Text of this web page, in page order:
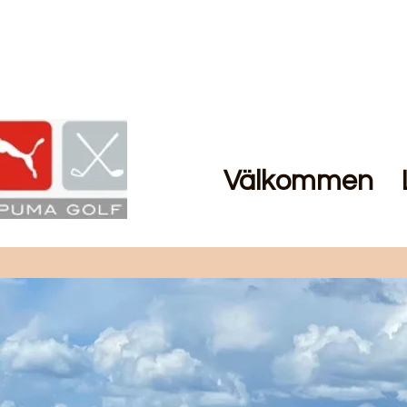
Välkommen